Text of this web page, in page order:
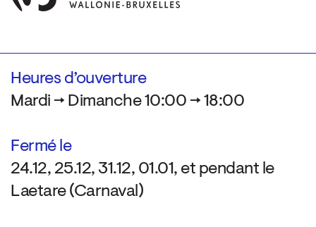
Heures d’ouverture
Mardi → Dimanche 10:00 → 18:00
Fermé le
24.12, 25.12, 31.12, 01.01, et pendant le
Laetare (Carnaval)